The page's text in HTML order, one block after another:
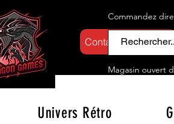
Contactez-nous
Commandez
Magasin ouvert d
Univers Rétro